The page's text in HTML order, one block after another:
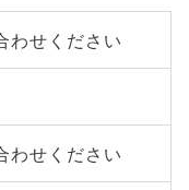
わせください
わせください